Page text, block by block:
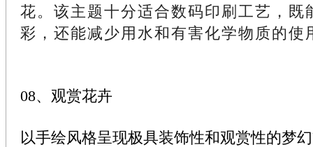
花。该主题十分适合数码印刷工艺，既
彩，还能减少用水和有害化学物质的使
08、观赏花卉
以手绘风格呈现极具装饰性和观赏性的梦